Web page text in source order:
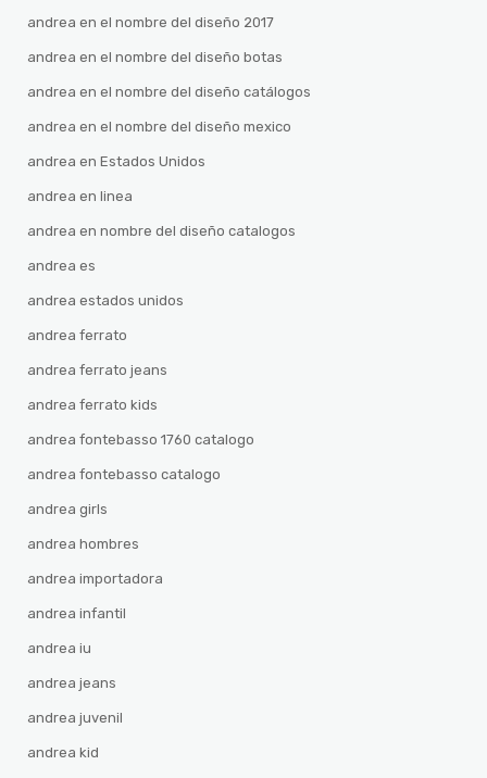
andrea en el nombre del diseño 2017
andrea en el nombre del diseño botas
andrea en el nombre del diseño catálogos
andrea en el nombre del diseño mexico
andrea en Estados Unidos
andrea en linea
andrea en nombre del diseño catalogos
andrea es
andrea estados unidos
andrea ferrato
andrea ferrato jeans
andrea ferrato kids
andrea fontebasso 1760 catalogo
andrea fontebasso catalogo
andrea girls
andrea hombres
andrea importadora
andrea infantil
andrea iu
andrea jeans
andrea juvenil
andrea kid